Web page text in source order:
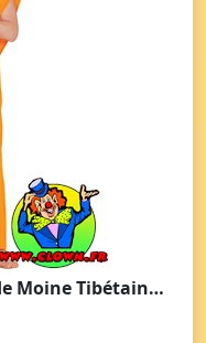
Authentique Déguisement de Moine Tibétain pour Adultes